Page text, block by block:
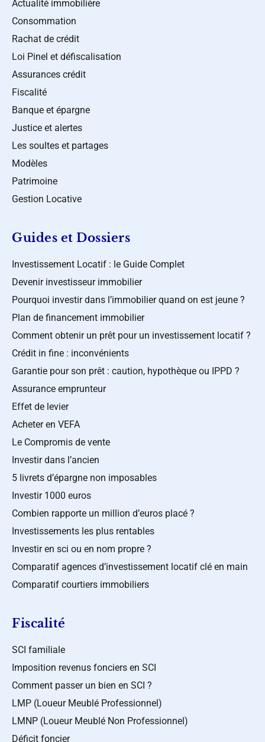
Actualité immobilière
Consommation
Rachat de crédit
Loi Pinel et défiscalisation
Assurances crédit
Fiscalité
Banque et épargne
Justice et alertes
Les soultes et partages
Modèles
Patrimoine
Gestion Locative
Guides et Dossiers
Investissement Locatif : le Guide Complet
Devenir investisseur immobilier
Pourquoi investir dans l’immobilier quand on est jeune ?
Plan de financement immobilier
Comment obtenir un prêt pour un investissement locatif ?
Crédit in fine : inconvénients
Garantie pour son prêt : caution, hypothèque ou IPPD ?
Assurance emprunteur
Effet de levier
Acheter en VEFA
Le Compromis de vente
Investir dans l’ancien
5 livrets d’épargne non imposables
Investir 1000 euros
Combien rapporte un million d’euros placé ?
Investissements les plus rentables
Investir en sci ou en nom propre ?
Comparatif agences d’investissement locatif clé en main
Comparatif courtiers immobiliers
Fiscalité
SCI familiale
Imposition revenus fonciers en SCI
Comment passer un bien en SCI ?
LMP (Loueur Meublé Professionnel)
LMNP (Loueur Meublé Non Professionnel)
Déficit foncier